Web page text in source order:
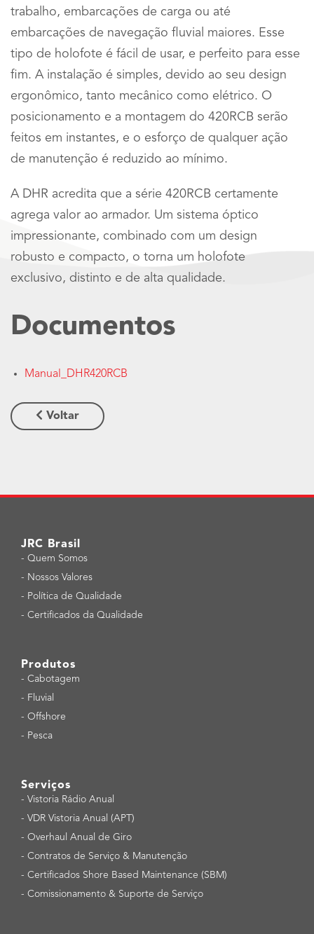
trabalho, embarcações de carga ou até
embarcações de navegação fluvial maiores. Esse
tipo de holofote é fácil de usar, e perfeito para esse
fim. A instalação é simples, devido ao seu design
ergonômico, tanto mecânico como elétrico. O
posicionamento e a montagem do 420RCB serão
feitos em instantes, e o esforço de qualquer ação
de manutenção é reduzido ao mínimo.
A DHR acredita que a série 420RCB certamente
agrega valor ao armador. Um sistema óptico
impressionante, combinado com um design
robusto e compacto, o torna um holofote
exclusivo, distinto e de alta qualidade.
Documentos
Manual_DHR420RCB
Voltar
JRC Brasil
- Quem Somos
- Nossos Valores
- Política de Qualidade
- Certificados da Qualidade
Produtos
- Cabotagem
- Fluvial
- Offshore
- Pesca
Serviços
- Vistoria Rádio Anual
- VDR Vistoria Anual (APT)
- Overhaul Anual de Giro
- Contratos de Serviço & Manutenção
- Certificados Shore Based Maintenance (SBM)
- Comissionamento & Suporte de Serviço